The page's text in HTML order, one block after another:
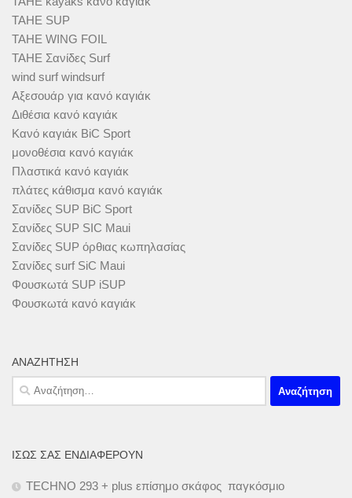
TAHE SUP
TAHE WING FOIL
TAHE Σανίδες Surf
wind surf windsurf
Αξεσουάρ για κανό καγιάκ
Διθέσια κανό καγιάκ
Κανό καγιάκ BiC Sport
μονοθέσια κανό καγιάκ
Πλαστικά κανό καγιάκ
πλάτες κάθισμα κανό καγιάκ
Σανίδες SUP BiC Sport
Σανίδες SUP SIC Maui
Σανίδες SUP όρθιας κωπηλασίας
Σανίδες surf SiC Maui
Φουσκωτά SUP iSUP
Φουσκωτά κανό καγιάκ
ΑΝΑΖΉΤΗΣΗ
Αναζήτηση
για:
ΊΣΩΣ ΣΑΣ ΕΝΔΙΑΦΈΡΟΥΝ
TECHNO 293 + plus επίσημο σκάφος παγκόσμιο